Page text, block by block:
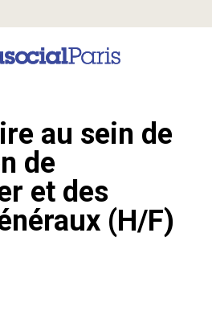
au sein de
de
et des
(H/F)